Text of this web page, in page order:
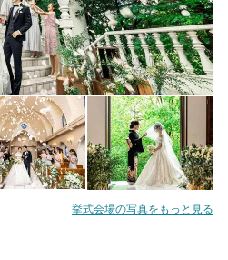
挙式会場の写真をもっと見る